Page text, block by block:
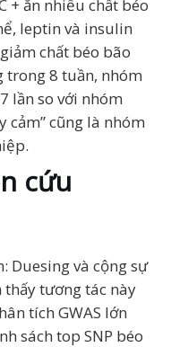
+ ăn nhiều chất béo
leptin và insulin
chất béo bão
trong 8 tuần, nhóm
lần so với nhóm
cảm” cũng là nhóm
cứu
Duesing và cộng sự
thấy tương tác này
tích GWAS lớn
sách top SNP béo